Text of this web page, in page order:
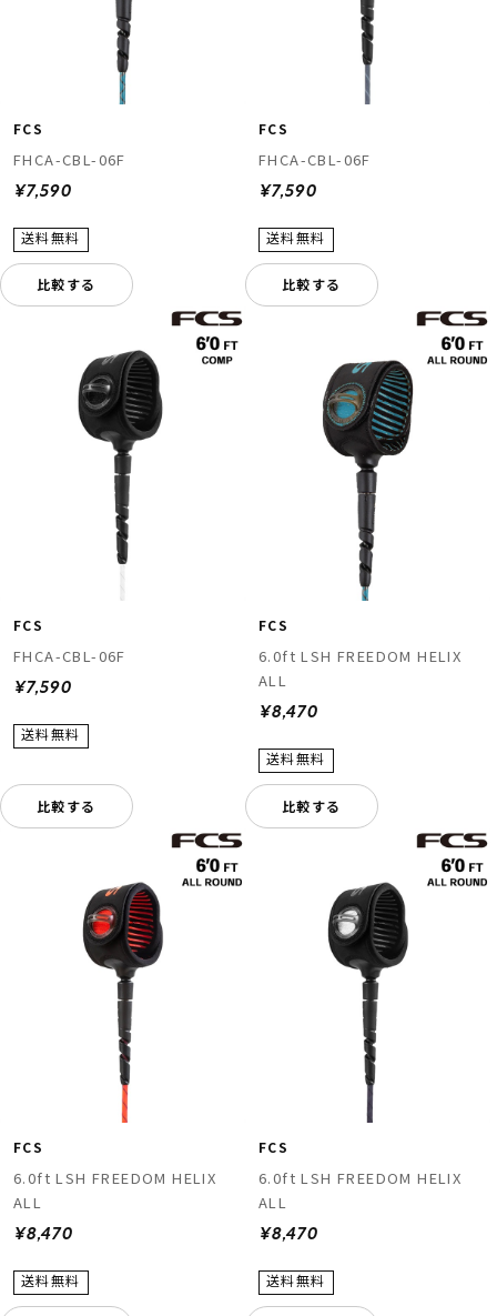
FCS
FHCA-CBL-06F
¥7,590
比較する
FCS
FHCA-CBL-06F
¥7,590
比較する
FCS
FHCA-CBL-06F
¥7,590
比較する
FCS
6.0ft LSH FREEDOM HELIX
ALL
¥8,470
比較する
FCS
6.0ft LSH FREEDOM HELIX
ALL
¥8,470
FCS
6.0ft LSH FREEDOM HELIX
ALL
¥8,470